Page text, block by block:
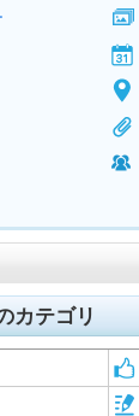
カテゴリ